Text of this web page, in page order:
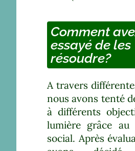
Comment
essayé de les
résoudre?
A travers
nous avons tenté
à différents
lumière grâce au
social. Après